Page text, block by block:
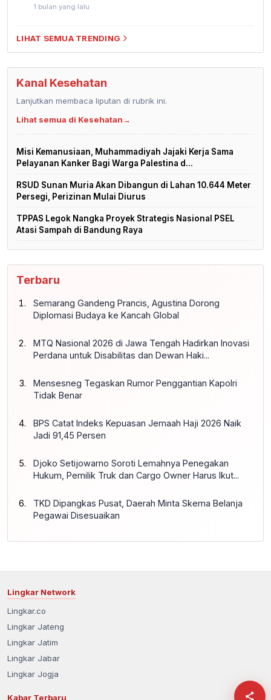
1 bulan yang lalu
LIHAT SEMUA TRENDING
Kanal Kesehatan
Lanjutkan membaca liputan di rubrik ini.
Lihat semua di Kesehatan→
Misi Kemanusiaan, Muhammadiyah Jajaki Kerja Sama
Pelayanan Kanker Bagi Warga Palestina d...
RSUD Sunan Muria Akan Dibangun di Lahan 10.644 Meter
Persegi, Perizinan Mulai Diurus
TPPAS Legok Nangka Proyek Strategis Nasional PSEL
Atasi Sampah di Bandung Raya
Terbaru
Semarang Gandeng Prancis, Agustina Dorong
Diplomasi Budaya ke Kancah Global
MTQ Nasional 2026 di Jawa Tengah Hadirkan Inovasi
Perdana untuk Disabilitas dan Dewan Haki...
Mensesneg Tegaskan Rumor Penggantian Kapolri
Tidak Benar
BPS Catat Indeks Kepuasan Jemaah Haji 2026 Naik
Jadi 91,45 Persen
Djoko Setijowarno Soroti Lemahnya Penegakan
Hukum, Pemilik Truk dan Cargo Owner Harus Ikut...
TKD Dipangkas Pusat, Daerah Minta Skema Belanja
Pegawai Disesuaikan
Lingkar Network
Lingkar.co
Lingkar Jateng
Lingkar Jatim
Lingkar Jabar
Lingkar Jogja
Kabar Terbaru